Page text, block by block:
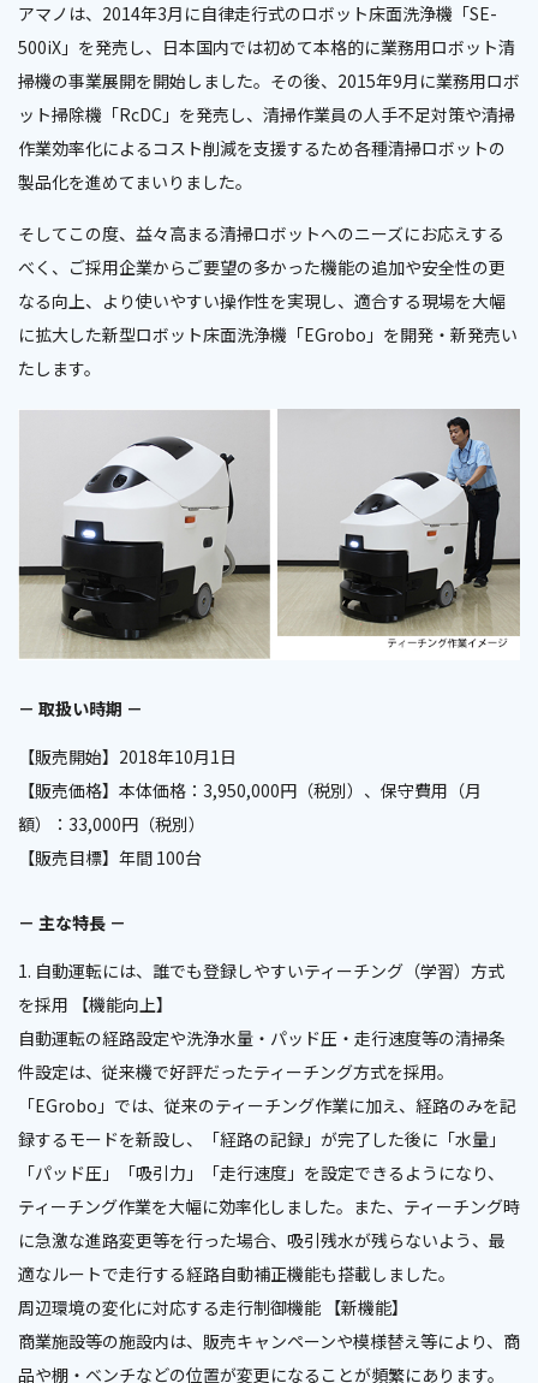
アマノは、2014年3月に自律走行式のロボット床面洗浄機「SE-
500iX」を発売し、日本国内では初めて本格的に業務用ロボット清
掃機の事業展開を開始しました。その後、2015年9月に業務用ロボ
ット掃除機「RcDC」を発売し、清掃作業員の人手不足対策や清掃
作業効率化によるコスト削減を支援するため各種清掃ロボットの
製品化を進めてまいりました。
そしてこの度、益々高まる清掃ロボットへのニーズにお応えする
べく、ご採用企業からご要望の多かった機能の追加や安全性の更
なる向上、より使いやすい操作性を実現し、適合する現場を大幅
に拡大した新型ロボット床面洗浄機「EGrobo」を開発・新発売い
たします。
－ 取扱い時期 －
【販売開始】2018年10月1日
【販売価格】本体価格：3,950,000円（税別）、保守費用（月
額）：33,000円（税別）
【販売目標】年間 100台
－ 主な特長 －
1. 自動運転には、誰でも登録しやすいティーチング（学習）方式
を採用 【機能向上】
自動運転の経路設定や洗浄水量・パッド圧・走行速度等の清掃条
件設定は、従来機で好評だったティーチング方式を採用。
「EGrobo」では、従来のティーチング作業に加え、経路のみを記
録するモードを新設し、「経路の記録」が完了した後に「水量」
「パッド圧」「吸引力」「走行速度」を設定できるようになり、
ティーチング作業を大幅に効率化しました。また、ティーチング時
に急激な進路変更等を行った場合、吸引残水が残らないよう、最
適なルートで走行する経路自動補正機能も搭載しました。
周辺環境の変化に対応する走行制御機能 【新機能】
商業施設等の施設内は、販売キャンペーンや模様替え等により、商
品や棚・ベンチなどの位置が変更になることが頻繁にあります。